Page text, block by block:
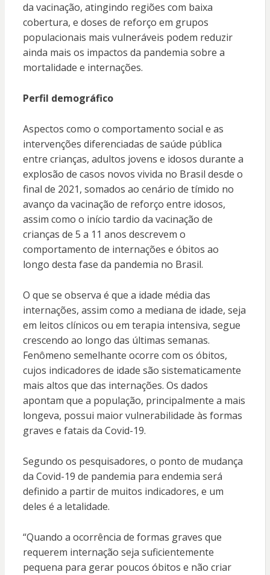
da vacinação, atingindo regiões com baixa
cobertura, e doses de reforço em grupos
populacionais mais vulneráveis podem reduzir
ainda mais os impactos da pandemia sobre a
mortalidade e internações.
Perfil demográfico
Aspectos como o comportamento social e as
intervenções diferenciadas de saúde pública
entre crianças, adultos jovens e idosos durante a
explosão de casos novos vivida no Brasil desde o
final de 2021, somados ao cenário de tímido no
avanço da vacinação de reforço entre idosos,
assim como o início tardio da vacinação de
crianças de 5 a 11 anos descrevem o
comportamento de internações e óbitos ao
longo desta fase da pandemia no Brasil.
O que se observa é que a idade média das
internações, assim como a mediana de idade, seja
em leitos clínicos ou em terapia intensiva, segue
crescendo ao longo das últimas semanas.
Fenômeno semelhante ocorre com os óbitos,
cujos indicadores de idade são sistematicamente
mais altos que das internações. Os dados
apontam que a população, principalmente a mais
longeva, possui maior vulnerabilidade às formas
graves e fatais da Covid-19.
Segundo os pesquisadores, o ponto de mudança
da Covid-19 de pandemia para endemia será
definido a partir de muitos indicadores, e um
deles é a letalidade.
“Quando a ocorrência de formas graves que
requerem internação seja suficientemente
pequena para gerar poucos óbitos e não criar